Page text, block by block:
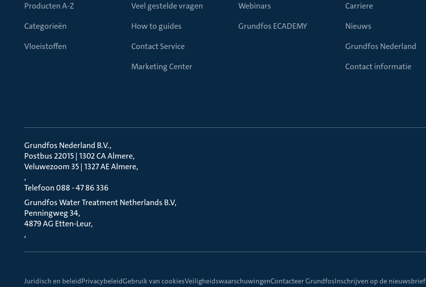
Producten A-Z
Categorieën
Vloeistoffen
Veel gestelde vragen
How to guides
Contact Service
Marketing Center
Webinars
Grundfos ECADEMY
Carriere
Nieuws
Grundfos Nederland
Contact informatie
Grundfos Nederland B.V.
Postbus 22015 | 1302 CA Almere
Veluwezoom 35 | 1327 AE Almere
Telefoon 088 - 47 86 336
Grundfos Water Treatment Netherlands B.V
Penningweg 34
4879 AG Etten-Leur
Juridisch en beleidPrivacybeleidGebruik van cookiesVeiligheidswaarschuwingenContacteer GrundfosInschrijven op de nieuwsbrief